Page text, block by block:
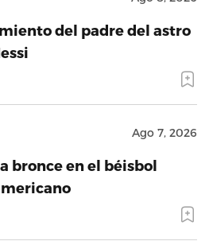
del padre del astro
Ago 7, 2026
bronce en el béisbol